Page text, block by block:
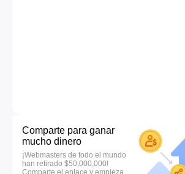
Comparte para ganar
mucho dinero
¡Webmasters de todo el mundo
han retirado $50,000,000!
Comparte el enlace y empieza